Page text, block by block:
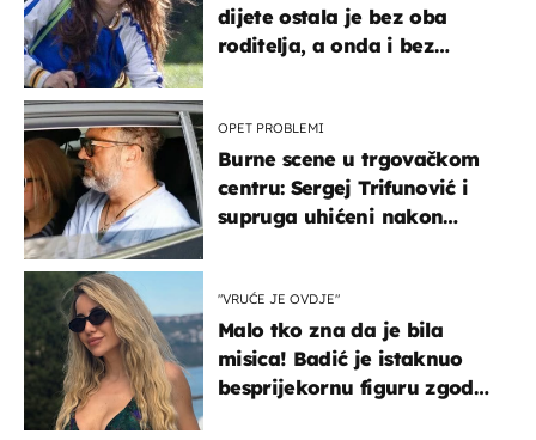
dijete ostala je bez oba
roditelja, a onda i bez
OPET PROBLEMI
Burne scene u trgovačkom
centru: Sergej Trifunović i
supruga uhićeni nakon
"VRUĆE JE OVDJE"
Malo tko zna da je bila
misica! Badić je istaknuo
besprijekornu figuru zgodne